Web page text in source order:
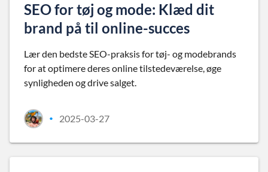
SEO for tøj og mode: Klæd dit
brand på til online-succes
Lær den bedste SEO-praksis for tøj- og modebrands
for at optimere deres online tilstedeværelse, øge
synligheden og drive salget.
• 2025-03-27